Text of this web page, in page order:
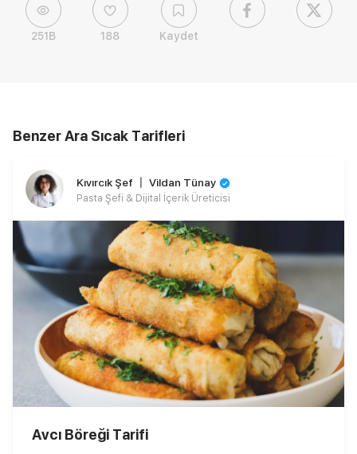
251B 188 Kaydet
Benzer Ara Sıcak Tarifleri
Kıvırcık Şef 〡 Vildan Tünay
Pasta Şefi & Dijital İçerik Üreticisi
Avcı Böreği Tarifi